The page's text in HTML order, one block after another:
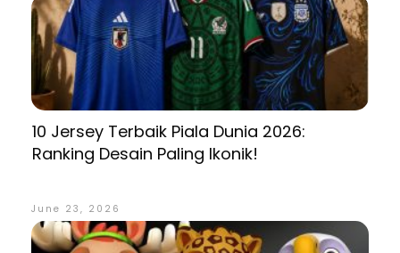
10 Jersey Terbaik Piala Dunia 2026:
Ranking Desain Paling Ikonik!
June 23, 2026